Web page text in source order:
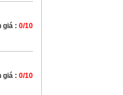
giá : 0/10
giá : 0/10